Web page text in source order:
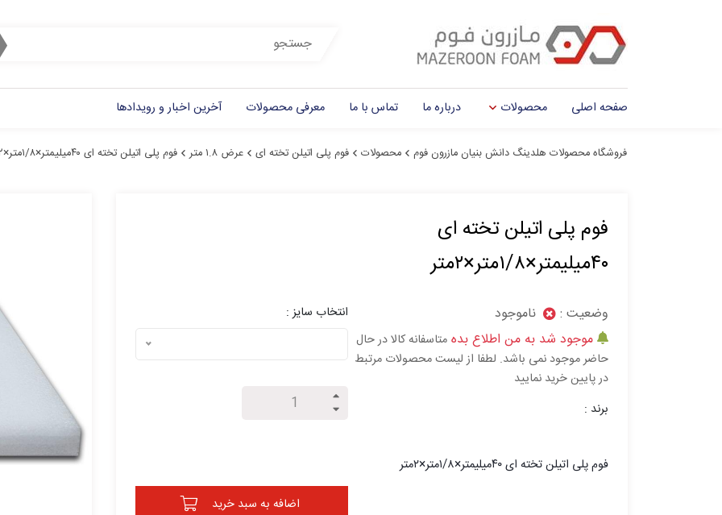
صفحه اصلی محصولات درباره ما تماس با ما معرفی محصولات آخرین اخبار و رویدادها
فروشگاه محصولات هلدینگ دانش بنیان مازرون فوم محصولات فوم پلی اتیلن تخته ای عرض ۱.۸ متر فوم پلی اتیلن تخته ای ۴۰میلیمتر×۱/۸متر×۲متر
فوم پلی اتیلن تخته ای
۴۰میلیمتر×۱/۸متر×۲متر
وضعیت :
ناموجود
موجود شد به من اطلاع بده متاسفانه کالا در حال
حاضر موجود نمی باشد. لطفا از لیست محصولات مرتبط
در پایین خرید نمایید
برند :
فوم پلی اتیلن تخته ای ۴۰میلیمتر×۱/۸متر×۲متر
انتخاب سایز :
اضافه به سبد خرید